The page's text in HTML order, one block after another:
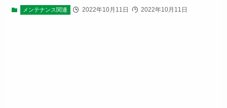
メンテナンス関連 2022年10月11日 2022年10月11日